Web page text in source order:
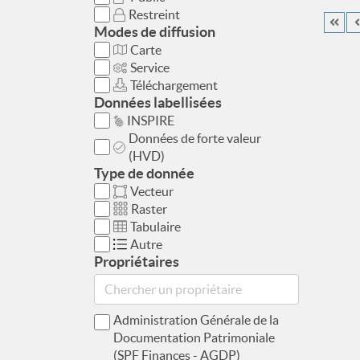
Restreint
Modes de diffusion
Carte
Service
Téléchargement
Données labellisées
INSPIRE
Données de forte valeur
(HVD)
Type de donnée
Vecteur
Raster
Tabulaire
Autre
Propriétaires
Administration Générale de la
Documentation Patrimoniale
(SPF Finances - AGDP)